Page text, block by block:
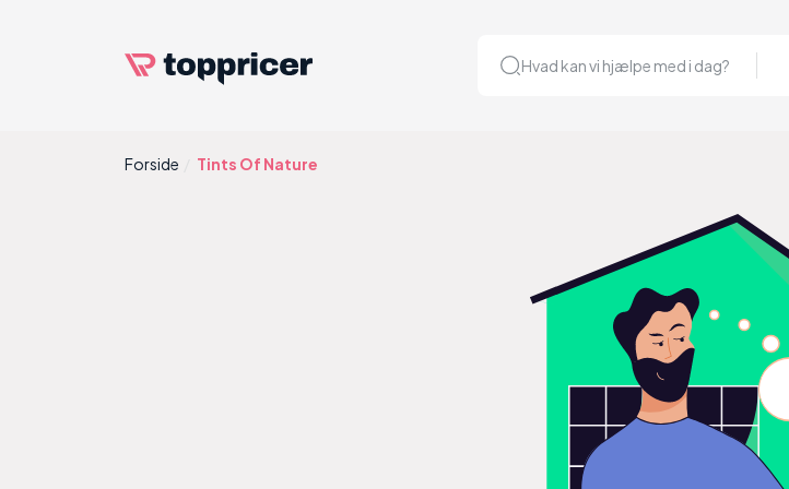
Hvad kan vi hjælpe med i dag?
Forside Tints Of Nature